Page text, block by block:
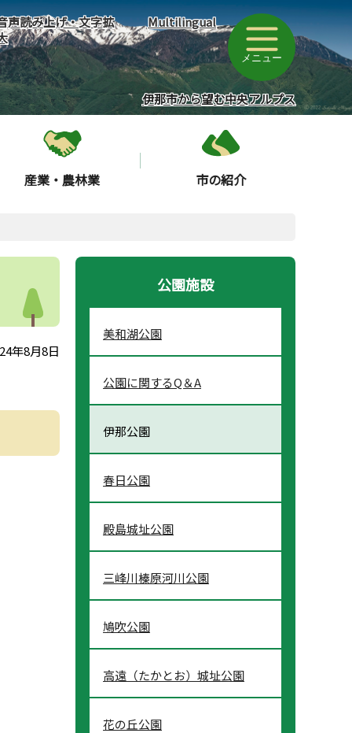
声読み上げ・文字拡
Multilingual
メニュー
伊那市から望む中央アルプス
産業・農林業 市の紹介
年8月8日
公園施設
美和湖公園
公園に関するQ＆A
伊那公園
春日公園
殿島城址公園
三峰川榛原河川公園
鳩吹公園
高遠（たかとお）城址公園
花の丘公園